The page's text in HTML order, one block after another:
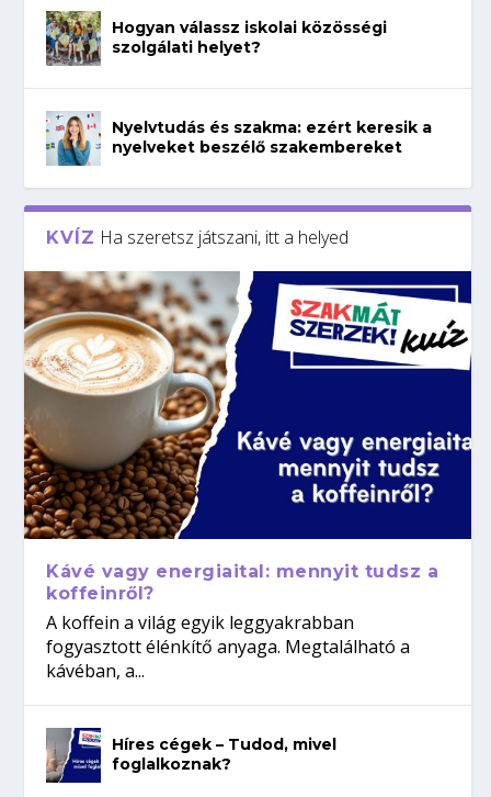
Hogyan válassz iskolai közösségi
szolgálati helyet?
Nyelvtudás és szakma: ezért keresik a
nyelveket beszélő szakembereket
KVÍZ Ha szeretsz játszani, itt a helyed
Kávé vagy energiaital: mennyit tudsz a
koffeinről?
A koffein a világ egyik leggyakrabban
fogyasztott élénkítő anyaga. Megtalálható a
kávéban, a...
Híres cégek – Tudod, mivel
foglalkoznak?